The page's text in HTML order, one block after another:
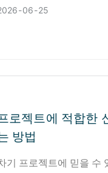
06 25
로젝트에 적합한
방법
기 프로젝트에 믿을 수